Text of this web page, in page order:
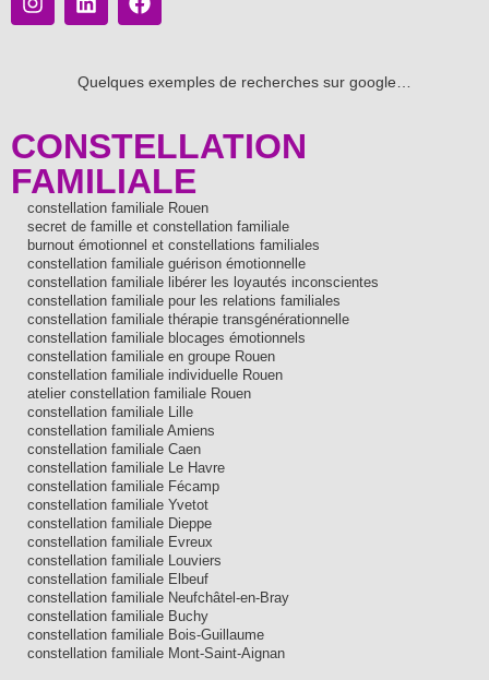
Quelques exemples de recherches sur google…
CONSTELLATION
FAMILIALE
constellation familiale Rouen
secret de famille et constellation familiale
burnout émotionnel et constellations familiales
constellation familiale guérison émotionnelle
constellation familiale libérer les loyautés inconscientes
constellation familiale pour les relations familiales
constellation familiale thérapie transgénérationnelle
constellation familiale blocages émotionnels
constellation familiale en groupe Rouen
constellation familiale individuelle Rouen
atelier constellation familiale Rouen
constellation familiale Lille
constellation familiale Amiens
constellation familiale Caen
constellation familiale Le Havre
constellation familiale Fécamp
constellation familiale Yvetot
constellation familiale Dieppe
constellation familiale Evreux
constellation familiale Louviers
constellation familiale Elbeuf
constellation familiale Neufchâtel-en-Bray
constellation familiale Buchy
constellation familiale Bois-Guillaume
constellation familiale Mont-Saint-Aignan